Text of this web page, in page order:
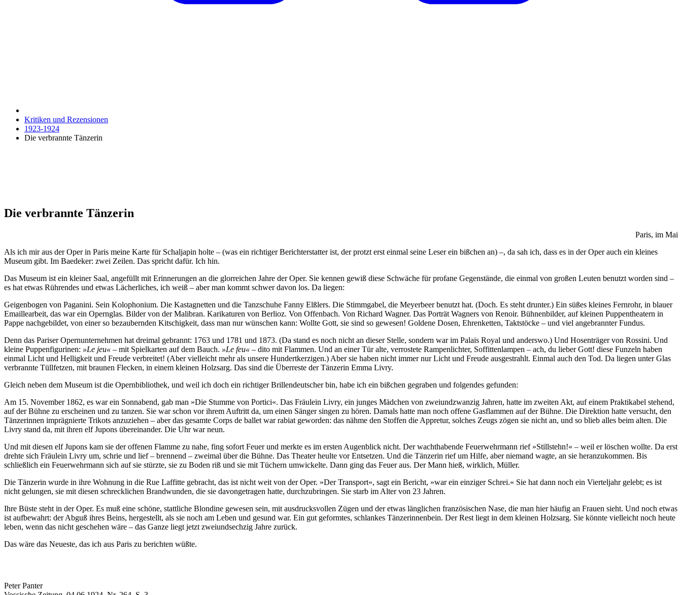
Kritiken und Rezensionen
1923-1924
Die verbrannte Tänzerin
Die verbrannte Tänzerin
Paris, im Mai
Als ich mir aus der Oper in Paris meine Karte für Schaljapin holte – (was ein richtiger Berichterstatter ist, der protzt erst einmal seine Leser ein bißchen an) –, da sah ich, dass es in der Oper auch ein kleines
Museum gibt. Im Baedeker: zwei Zeilen. Das spricht dafür. Ich hin.
Das Museum ist ein kleiner Saal, angefüllt mit Erinnerungen an die glorreichen Jahre der Oper. Sie kennen gewiß diese Schwäche für profane Gegenstände, die einmal von großen Leuten benutzt worden sind –
es hat etwas Rührendes und etwas Lächerliches, ich weiß – aber man kommt schwer davon los. Da liegen:
Geigenbogen von Paganini. Sein Kolophonium. Die Kastagnetten und die Tanzschuhe Fanny Elßlers. Die Stimmgabel, die Meyerbeer benutzt hat. (Doch. Es steht drunter.) Ein süßes kleines Fernrohr, in blauer
Emaillearbeit, das war ein Opernglas. Bilder von der Malibran. Karikaturen von Berlioz. Von Offenbach. Von Richard Wagner. Das Porträt Wagners von Renoir. Bühnenbilder, auf kleinen Puppentheatern in
Pappe nachgebildet, von einer so bezaubernden Kitschigkeit, dass man nur wünschen kann: Wollte Gott, sie sind so gewesen! Goldene Dosen, Ehrenketten, Taktstöcke – und viel angebrannter Fundus.
Denn das Pariser Opernunternehmen hat dreimal gebrannt: 1763 und 1781 und 1873. (Da stand es noch nicht an dieser Stelle, sondern war im Palais Royal und anderswo.) Und Hosenträger von Rossini. Und
kleine Puppenfigurinen: »Le jeu« – mit Spielkarten auf dem Bauch. »Le feu« – dito mit Flammen. Und an einer Tür alte, verrostete Rampenlichter, Soffittenlampen – ach, du lieber Gott! diese Funzeln haben
einmal Licht und Helligkeit und Freude verbreitet! (Aber vielleicht mehr als unsere Hundertkerzigen.) Aber sie haben nicht immer nur Licht und Freude ausgestrahlt. Einmal auch den Tod. Da liegen unter Glas
verbrannte Tüllfetzen, mit braunen Flecken, in einem kleinen Holzsarg. Das sind die Überreste der Tänzerin Emma Livry.
Gleich neben dem Museum ist die Opernbibliothek, und weil ich doch ein richtiger Brillendeutscher bin, habe ich ein bißchen gegraben und folgendes gefunden:
Am 15. November 1862, es war ein Sonnabend, gab man »Die Stumme von Portici«. Das Fräulein Livry, ein junges Mädchen von zweiundzwanzig Jahren, hatte im zweiten Akt, auf einem Praktikabel stehend,
auf der Bühne zu erscheinen und zu tanzen. Sie war schon vor ihrem Auftritt da, um einen Sänger singen zu hören. Damals hatte man noch offene Gasflammen auf der Bühne. Die Direktion hatte versucht, den
Tänzerinnen imprägnierte Trikots anzuziehen – aber das gesamte Corps de ballet war rabiat geworden: das nähme den Stoffen die Appretur, solches Zeugs zögen sie nicht an, und so blieb alles beim alten. Die
Livry stand da, mit ihren elf Jupons übereinander. Die Uhr war neun.
Und mit diesen elf Jupons kam sie der offenen Flamme zu nahe, fing sofort Feuer und merkte es im ersten Augenblick nicht. Der wachthabende Feuerwehrmann rief »Stillstehn!« – weil er löschen wollte. Da erst
drehte sich Fräulein Livry um, schrie und lief – brennend – zweimal über die Bühne. Das Theater heulte vor Entsetzen. Und die Tänzerin rief um Hilfe, aber niemand wagte, an sie heranzukommen. Bis
schließlich ein Feuerwehrmann sich auf sie stürzte, sie zu Boden riß und sie mit Tüchern umwickelte. Dann ging das Feuer aus. Der Mann hieß, wirklich, Müller.
Die Tänzerin wurde in ihre Wohnung in die Rue Laffitte gebracht, das ist nicht weit von der Oper. »Der Transport«, sagt ein Bericht, »war ein einziger Schrei.« Sie hat dann noch ein Vierteljahr gelebt; es ist
nicht gelungen, sie mit diesen schrecklichen Brandwunden, die sie davongetragen hatte, durchzubringen. Sie starb im Alter von 23 Jahren.
Ihre Büste steht in der Oper. Es muß eine schöne, stattliche Blondine gewesen sein, mit ausdrucksvollen Zügen und der etwas länglichen französischen Nase, die man hier häufig an Frauen sieht. Und noch etwas
ist aufbewahrt: der Abguß ihres Beins, hergestellt, als sie noch am Leben und gesund war. Ein gut geformtes, schlankes Tänzerinnenbein. Der Rest liegt in dem kleinen Holzsarg. Sie könnte vielleicht noch heute
leben, wenn das nicht geschehen wäre – das Ganze liegt jetzt zweiundsechzig Jahre zurück.
Das wäre das Neueste, das ich aus Paris zu berichten wüßte.
Peter Panter